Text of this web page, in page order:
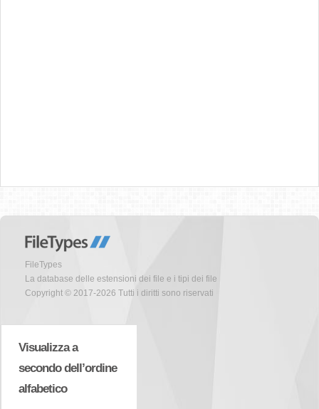
FileTypes
La database delle estensioni dei file e i tipi dei file
Copyright © 2017-2026 Tutti i diritti sono riservati
Visualizza a
secondo dell’ordine
alfabetico